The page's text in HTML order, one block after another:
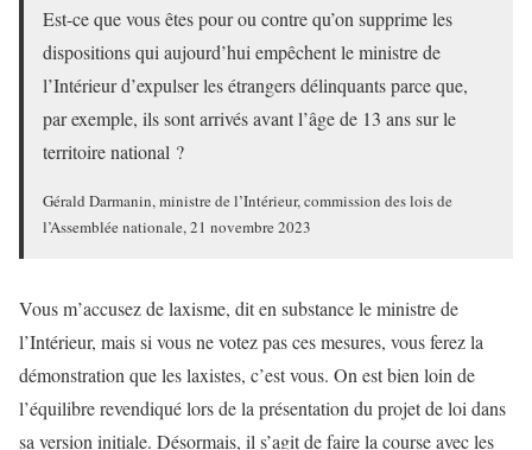
Est-ce que vous êtes pour ou contre qu’on supprime les
dispositions qui aujourd’hui empêchent le ministre de
l’Intérieur d’expulser les étrangers délinquants parce que,
par exemple, ils sont arrivés avant l’âge de 13 ans sur le
territoire national ?
Gérald Darmanin, ministre de l’Intérieur, commission des lois de
l’Assemblée nationale, 21 novembre 2023
Vous m’accusez de laxisme, dit en substance le ministre de
l’Intérieur, mais si vous ne votez pas ces mesures, vous ferez la
démonstration que les laxistes, c’est vous. On est bien loin de
l’équilibre revendiqué lors de la présentation du projet de loi dans
sa version initiale. Désormais, il s’agit de faire la course avec les